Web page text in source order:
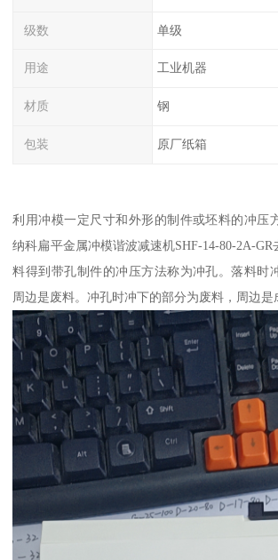
级数 单级
用途 工业机器
材质 钢
包装 原厂纸箱
利用冲模一定尺寸和外形的制件或坯料的冲压
纳科扁平金属冲模谐波减速机SHF-14-80-2A-
料得到带孔制件的冲压方法称为冲孔。落料时
周边是废料。冲孔时冲下的部分为废料，周边是